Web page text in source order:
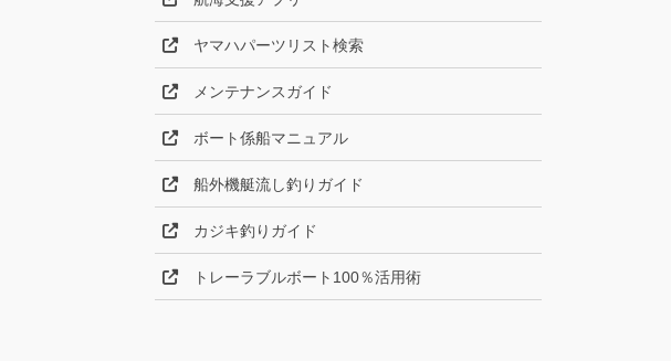
ヤマハパーツリスト検索
メンテナンスガイド
ボート係船マニュアル
船外機艇流し釣りガイド
カジキ釣りガイド
トレーラブルボート100％活用術